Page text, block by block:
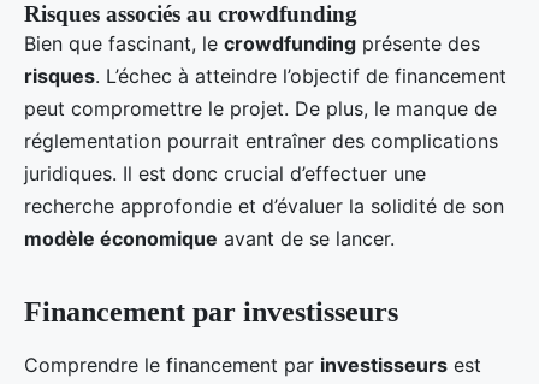
Risques associés au crowdfunding
Bien que fascinant, le crowdfunding présente des
risques. L’échec à atteindre l’objectif de financement
peut compromettre le projet. De plus, le manque de
réglementation pourrait entraîner des complications
juridiques. Il est donc crucial d’effectuer une
recherche approfondie et d’évaluer la solidité de son
modèle économique avant de se lancer.
Financement par investisseurs
Comprendre le financement par investisseurs est